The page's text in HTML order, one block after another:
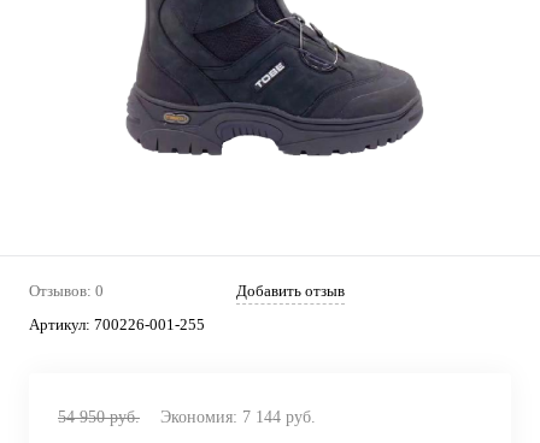
Отзывов: 0
Добавить отзыв
Артикул: 700226-001-255
54 950 руб. Экономия: 7 144 руб.